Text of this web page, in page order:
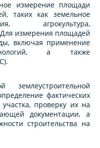
измерение площади
таких как земельное
агрокультура,
Для измерения площадей
включая применение
а также
фактических
проверку их на
документации, а
строительства на